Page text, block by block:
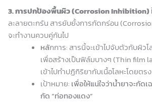
3. การปกป้องพื้นผิว (Corrosion Inhibition)
ละลายตะกรัน สารยับยั้งการกัดกร่อน
จะทำงานควบคู่กันไป
หลักการ: สารนี้จะเข้าไปจับตัวกับผิว
เพื่อสร้างเป็นฟิล์มบางๆ (Thin film
เข้าไปทำปฏิกิริยากับเนื้อโลหะโดยตรง
เป้าหมาย: เพื่อให้แน่ใจว่าน้ำยาจะกัดเ
กัด “ท่อทองแดง”